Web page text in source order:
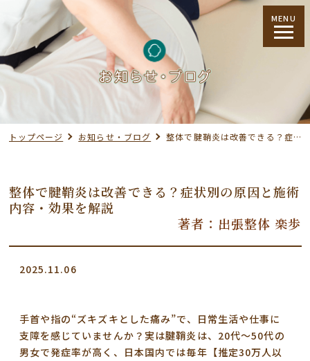
MENU
トップページ お知らせ・ブログ 整体で腱鞘炎は改善できる？症状別の原因と施術内容・効果を解説
整体で腱鞘炎は改善できる？症状別の原因と施術
内容・効果を解説
著者：出張整体 楽歩
2025.11.06
手首や指の“ズキズキとした痛み”で、日常生活や仕事に
支障を感じていませんか？実は腱鞘炎は、20代～50代の
男女で発症率が高く、日本国内では毎年【推定30万人以